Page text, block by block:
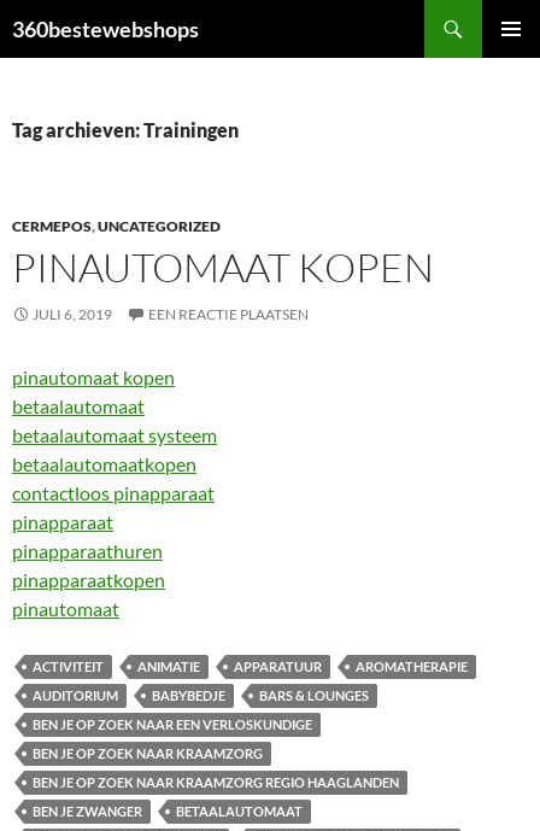
naar
360bestewebshops
Tag archieven: Trainingen
CERMEPOS,UNCATEGORIZED
PINAUTOMAAT KOPEN
JULI 6, 2019 EEN REACTIE PLAATSEN
pinautomaat kopen
betaalautomaat
betaalautomaat systeem
betaalautomaatkopen
contactloos pinapparaat
pinapparaat
pinapparaathuren
pinapparaatkopen
pinautomaat
ACTIVITEIT ANIMATIE APPARATUUR
AROMATHERAPIE
AUDITORIUM
BABYBEDJE
BARS & LOUNGES
BEN JE OP ZOEK NAAR EEN VERLOSKUNDIGE
BEN JE OP ZOEK NAAR KRAAMZORG
BEN JE OP ZOEK NAAR KRAAMZORG REGIO HAAGLANDEN
BEN JE ZWANGER
BETAALAUTOMAAT